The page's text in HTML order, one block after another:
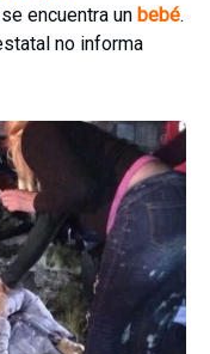
encuentra un bebé.
no informa